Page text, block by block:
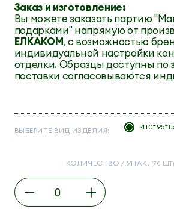
Заказ и изготовление:
Вы можете заказать партию
подарками" напрямую от
ЕЛКАКОМ, с возможностью
индивидуальной настройки
отделки. Образцы доступны по
поставки согласовываются
ВЫБЕРИТЕ ВИД ИЗДЕЛИЯ:
КОЛИЧЕСТВО / УПАК. (70 ШТ)